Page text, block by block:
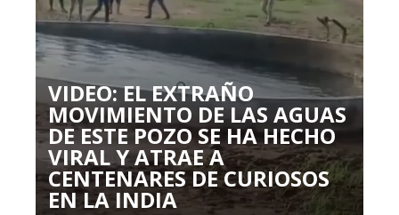
VIDEO: EL EXTRAÑO
MOVIMIENTO DE LAS AGUAS
DE ESTE POZO SE HA HECHO
VIRAL Y ATRAE A
CENTENARES DE CURIOSOS
EN LA INDIA